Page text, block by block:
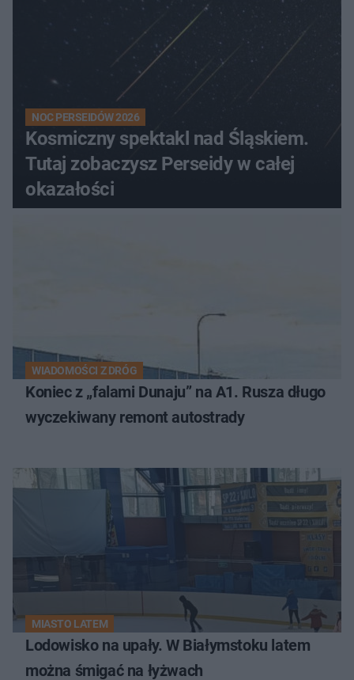
NOC PERSEIDÓW 2026
Kosmiczny spektakl nad Śląskiem.
Tutaj zobaczysz Perseidy w całej
okazałości
WIADOMOŚCI Z DRÓG
Koniec z „falami Dunaju” na A1. Rusza długo
wyczekiwany remont autostrady
MIASTO LATEM
Lodowisko na upały. W Białymstoku latem
można śmigać na łyżwach